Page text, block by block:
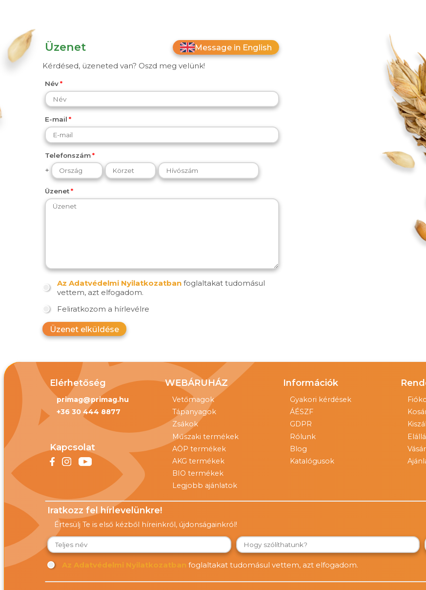
Üzenet Message in English
Kérdésed, üzeneted van? Oszd meg velünk!
Név
E-mail
Telefonszám
+
Üzenet
Az Adatvédelmi Nyilatkozatban foglaltakat tudomásul
vettem, azt elfogadom.
Feliratkozom a hírlevélre
Üzenet elküldése
Elérhetőség
primag@primag.hu
+36 30 444 8877
Kapcsolat
WEBÁRUHÁZ
Vetőmagok
Tápanyagok
Zsákok
Műszaki termékek
AÖP termékek
AKG termékek
BIO termékek
Legjobb ajánlatok
Információk
Gyakori kérdések
ÁÉSZF
GDPR
Rólunk
Blog
Katalógusok
Iratkozz fel hírlevelünkre!
Értesülj Te is első kézből híreinkről, újdonságainkról!
Az Adatvédelmi Nyilatkozatban foglaltakat tudomásul vettem, azt elfogadom.